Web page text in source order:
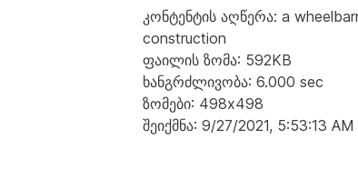
კონტენტის აღწერა: a
construction
ფაილის ზომა: 592KB
ხანგრძლივობა: 6.000 sec
ზომები: 498x498
შეიქმნა: 9/27/2021, 5:53:13 AM